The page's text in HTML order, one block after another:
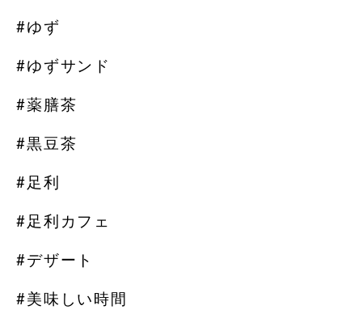
#ゆず
#ゆずサンド
#薬膳茶
#黒豆茶
#足利
#足利カフェ
#デザート
#美味しい時間